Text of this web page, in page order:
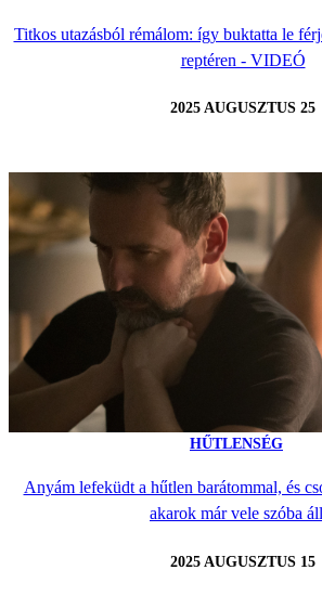
Titkos utazásból rémálom: így buktatta le
reptéren - VIDEÓ
2025 AUGUSZTUS 25
HŰTLENSÉG
Anyám lefeküdt a hűtlen barátommal, és
akarok már vele szóba
2025 AUGUSZTUS 15